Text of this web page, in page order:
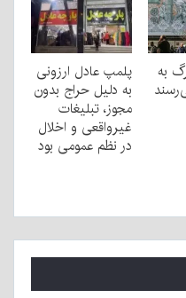
به
پلمپ عادل ارزونی
به دليل حراج بدون
مجوز، تبليغات
غیرواقعی و اخلال
در نظم عمومی بود